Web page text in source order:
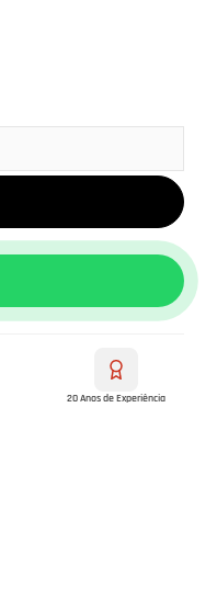
20 Anos de Experiência